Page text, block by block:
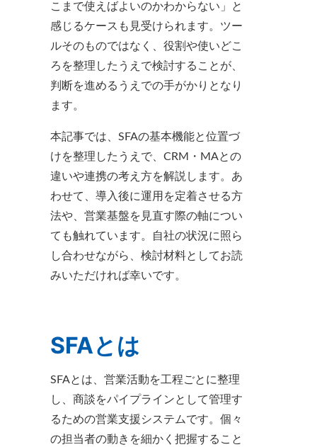
こまで使えばよいのかわからない」と
感じるケースも見受けられます。ツー
ルそのものではなく、役割や使いどこ
ろを整理したうえで検討することが、
判断を進めるうえでの手がかりとなり
ます。
本記事では、SFAの基本機能と位置づ
けを整理したうえで、CRM・MAとの
違いや連携の考え方を解説します。あ
わせて、導入後に運用を定着させる方
法や、営業基盤を見直す際の軸につい
ても触れています。自社の状況に照ら
し合わせながら、検討材料としてお読
みいただければ幸いです。
SFAとは
SFAとは、営業活動を工程ごとに整理
し、商談をパイプラインとして管理す
るための営業支援システムです。個々
の担当者の動きを細かく把握すること